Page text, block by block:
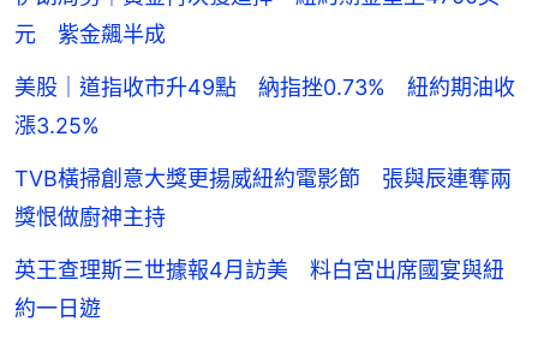
元 紫金飆半成
美股｜道指收市升49點 納指挫0.73% 紐約期油收
漲3.25%
TVB橫掃創意大獎更揚威紐約電影節 張與辰連奪兩
獎恨做廚神主持
英王查理斯三世據報4月訪美 料白宮出席國宴與紐
約一日遊